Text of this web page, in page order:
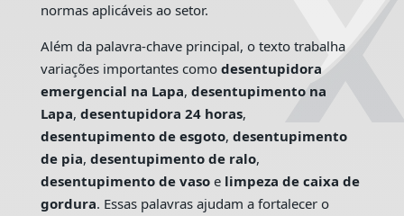
normas aplicáveis ao setor.
Além da palavra-chave principal, o texto trabalha
variações importantes como desentupidora
emergencial na Lapa, desentupimento na
Lapa, desentupidora 24 horas,
desentupimento de esgoto, desentupimento
de pia, desentupimento de ralo,
desentupimento de vasoe limpeza de caixa de
gordura. Essas palavras ajudam a fortalecer o